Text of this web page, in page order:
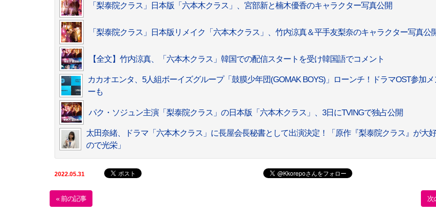
「梨泰院クラス」日本版「六本木クラス」、宮部新と楠木優香のキャラクター写真公開
「梨泰院クラス」日本版リメイク「六本木クラス」、竹内涼真＆平手友梨奈のキャラクター写真公
【全文】竹内涼真、「六本木クラス」韓国での配信スタートを受け韓国語でコメント
カカオエンタ、5人組ボーイズグループ「鼓膜少年団(GOMAK BOYS)」ローンチ！ドラマOST参加
ーも
パク・ソジュン主演「梨泰院クラス」の日本版「六本木クラス」、3日にTVINGで独占公開
太田奈緒、ドラマ「六本木クラス」に長屋会長秘書として出演決定！「原作『梨泰院クラス』が大
ので光栄」
2022.05.31
« 前の記事 次